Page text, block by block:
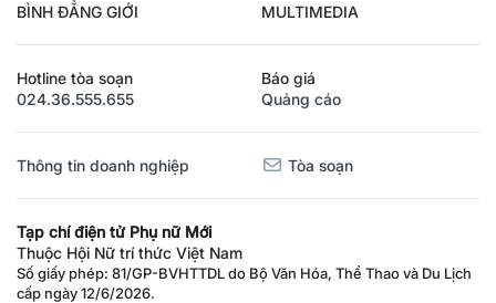
BÌNH ĐẲNG GIỚI MULTIMEDIA
Hotline tòa soạn
024.36.555.655
Báo giá
Quảng cáo
Thông tin doanh nghiệp Tòa soạn
Tạp chí điện tử Phụ nữ Mới
Thuộc Hội Nữ trí thức Việt Nam
Số giấy phép: 81/GP-BVHTTDL do Bộ Văn Hóa, Thể Thao và Du Lịch
cấp ngày 12/6/2026.